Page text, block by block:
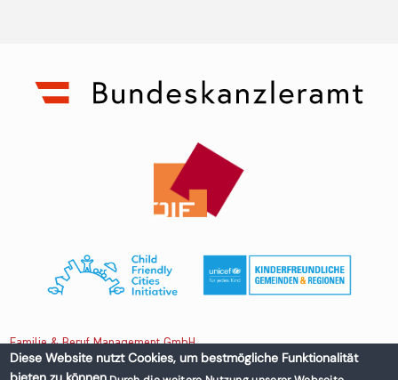
Familie & Beruf Management GmbH
Diese Website nutzt Cookies, um bestmögliche Funktionalität